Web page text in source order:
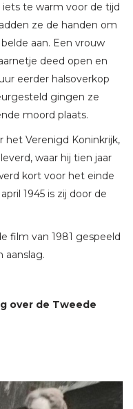
te warm voor de tijd
ze de handen om
aan. Een vrouw
deed open en
eerder halsoverkop
gingen ze
moord plaats.
het Verenigd Koninkrijk,
waar hij tien jaar
kort voor het einde
1945 is zij door de
film van 1981 gespeeld
aanslag.
over de Tweede